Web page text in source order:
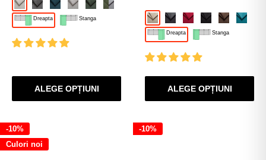
stânga/dreapta
290x170x80 cm
Dreapta Stanga
Crem-Memphis
Gri-Inchis-Memphis
Turcoaz-Memphis
Gri-Argintiu-Memphis
Verde-Memphis
Verde-Gri-Deschis-Enjoy
ALEGE OPȚIUNI
depozitare, variante
stânga/dreapta
260x220x85 cm
Bej-Enjoy
Gri-Inchis-Enjoy
Rosu-EnjoyNegru-Enjoy
Maro-Enjoy
Dreapta Stanga
ALEGE OPȚIUNI
-10%
Culori noi
-10%